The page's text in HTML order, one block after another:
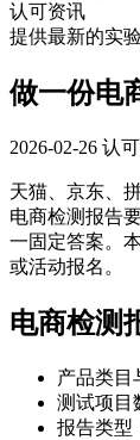
认可资讯
提供最新的实
做一份电
2026-02-26 认
天猫、京东、
电商检测报告
一固定答案。
或活动报名。
电商检测
产品类目
测试项目
报告类型